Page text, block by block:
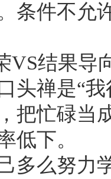
条件不允
结果导
禅是“我
把忙碌当
低下。
么努力学